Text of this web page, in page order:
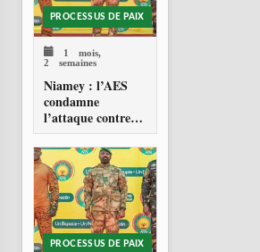
PROCESSUS DE PAIX
1 mois,
2 semaines
Niamey : l’AES
condamne
l’attaque contre
l’aéroport Diori
Hamani
PROCESSUS DE PAIX